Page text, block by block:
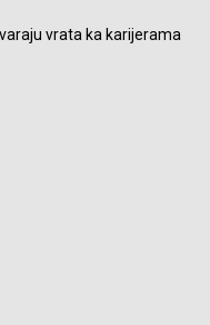
vrata ka karijerama